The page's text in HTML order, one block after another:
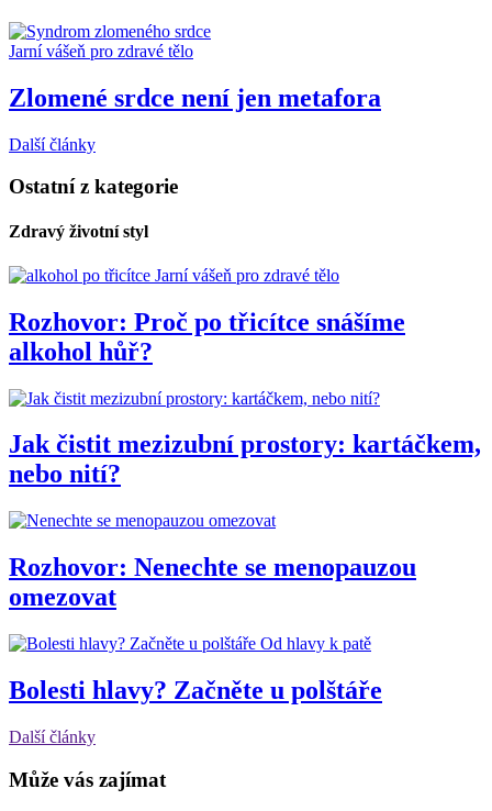
Jarní vášeň pro zdravé tělo
Zlomené srdce není jen metafora
Další články
Ostatní z kategorie
Zdravý životní styl
Jarní vášeň pro zdravé tělo
Rozhovor: Proč po třicítce snášíme
alkohol hůř?
Jak čistit mezizubní prostory: kartáčkem,
nebo nití?
Rozhovor: Nenechte se menopauzou
omezovat
Od hlavy k patě
Bolesti hlavy? Začněte u polštáře
Další články
Může vás zajímat